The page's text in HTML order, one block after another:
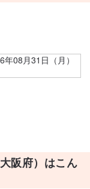
08月31日（月）
阪府）はこん